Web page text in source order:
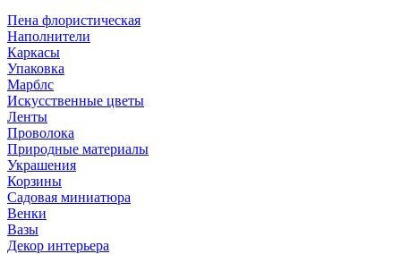
Пена флористическая
Наполнители
Каркасы
Упаковка
Марблс
Искусственные цветы
Ленты
Проволока
Природные материалы
Украшения
Корзины
Садовая миниатюра
Венки
Вазы
Декор интерьера